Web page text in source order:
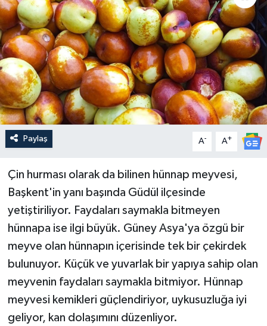
Paylaş A- A+
Çin hurması olarak da bilinen hünnap meyvesi,
Başkent'in yanı başında Güdül ilçesinde
yetiştiriliyor. Faydaları saymakla bitmeyen
hünnapa ise ilgi büyük. Güney Asya'ya özgü bir
meyve olan hünnapın içerisinde tek bir çekirdek
bulunuyor. Küçük ve yuvarlak bir yapıya sahip olan
meyvenin faydaları saymakla bitmiyor. Hünnap
meyvesi kemikleri güçlendiriyor, uykusuzluğa iyi
geliyor, kan dolaşımını düzenliyor.
Güncel
Kültür & Sanat
Magazin
Resmi İlan
Sağlık & Yaşam
Spor